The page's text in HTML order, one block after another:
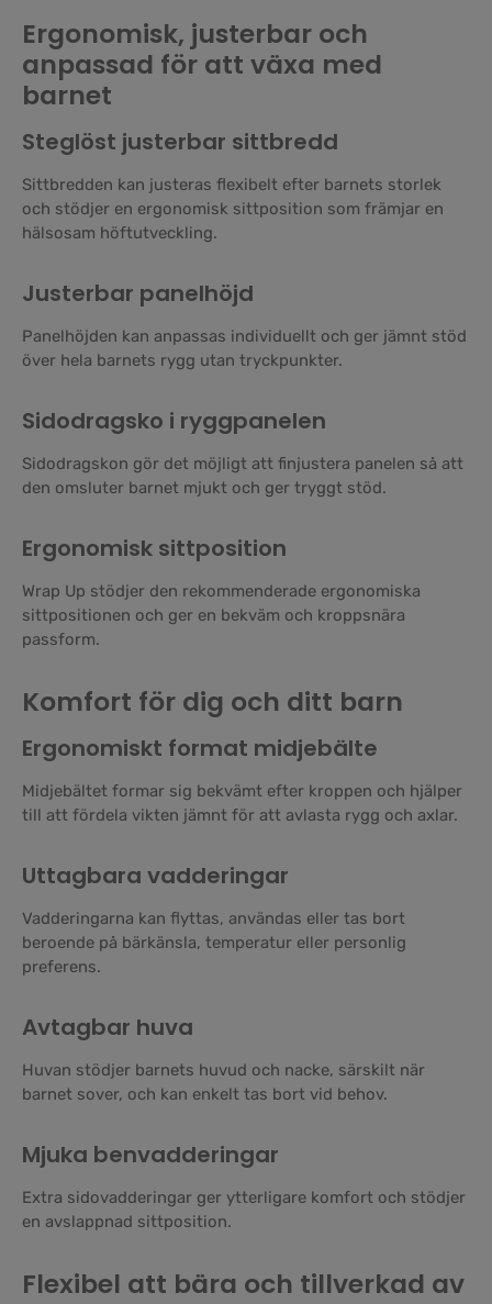
Ergonomisk, justerbar och
anpassad för att växa med
barnet
Steglöst justerbar sittbredd
Sittbredden kan justeras flexibelt efter barnets storlek
och stödjer en ergonomisk sittposition som främjar en
hälsosam höftutveckling.
Justerbar panelhöjd
Panelhöjden kan anpassas individuellt och ger jämnt stöd
över hela barnets rygg utan tryckpunkter.
Sidodragsko i ryggpanelen
Sidodragskon gör det möjligt att finjustera panelen så att
den omsluter barnet mjukt och ger tryggt stöd.
Ergonomisk sittposition
Wrap Up stödjer den rekommenderade ergonomiska
sittpositionen och ger en bekväm och kroppsnära
passform.
Komfort för dig och ditt barn
Ergonomiskt format midjebälte
Midjebältet formar sig bekvämt efter kroppen och hjälper
till att fördela vikten jämnt för att avlasta rygg och axlar.
Uttagbara vadderingar
Vadderingarna kan flyttas, användas eller tas bort
beroende på bärkänsla, temperatur eller personlig
preferens.
Avtagbar huva
Huvan stödjer barnets huvud och nacke, särskilt när
barnet sover, och kan enkelt tas bort vid behov.
Mjuka benvadderingar
Extra sidovadderingar ger ytterligare komfort och stödjer
en avslappnad sittposition.
Flexibel att bära och tillverkad av